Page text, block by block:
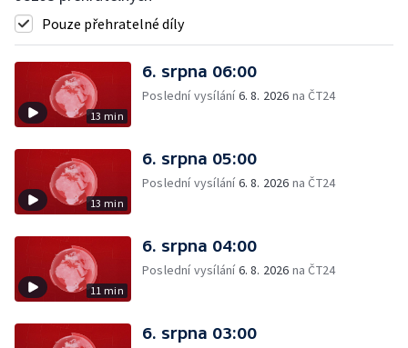
Pouze přehratelné díly
13 min
6. srpna 06:00
Poslední vysílání6. 8. 2026 na ČT24
13 min
6. srpna 05:00
Poslední vysílání6. 8. 2026 na ČT24
11 min
6. srpna 04:00
Poslední vysílání6. 8. 2026 na ČT24
6. srpna 03:00